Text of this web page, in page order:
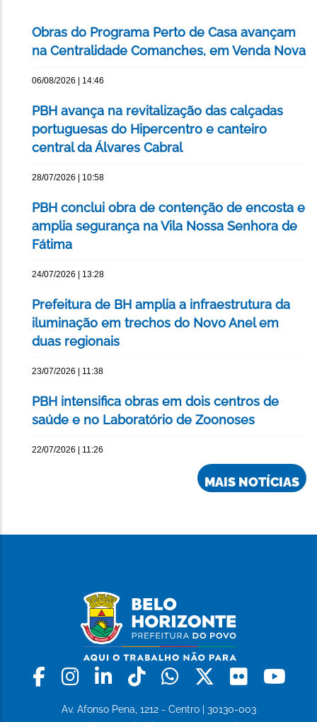
Obras do Programa Perto de Casa avançam
na Centralidade Comanches, em Venda Nova
06/08/2026 | 14:46
PBH avança na revitalização das calçadas
portuguesas do Hipercentro e canteiro
central da Álvares Cabral
28/07/2026 | 10:58
PBH conclui obra de contenção de encosta e
amplia segurança na Vila Nossa Senhora de
Fátima
24/07/2026 | 13:28
Prefeitura de BH amplia a infraestrutura da
iluminação em trechos do Novo Anel em
duas regionais
23/07/2026 | 11:38
PBH intensifica obras em dois centros de
saúde e no Laboratório de Zoonoses
22/07/2026 | 11:26
MAIS NOTÍCIAS
Facebook
Instagram
LinkedinTiktokWhatsapp
X Flickr
Av. Afonso Pena, 1212 - Centro | 30130-003